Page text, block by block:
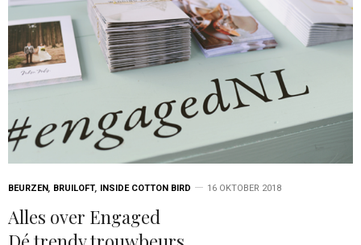
BEURZEN, BRUILOFT, INSIDE COTTON BIRD 16 OKTOBER 2018
Alles over Engaged